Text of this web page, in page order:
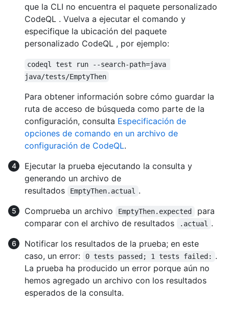
que la CLI no encuentra el paquete personalizado
CodeQL . Vuelva a ejecutar el comando y
especifique la ubicación del paquete
personalizado CodeQL , por ejemplo:
codeql test run --search-path=java
java/tests/EmptyThen
Para obtener información sobre cómo guardar la
ruta de acceso de búsqueda como parte de la
configuración, consulta Especificación de
opciones de comando en un archivo de
configuración de CodeQL.
Ejecutar la prueba ejecutando la consulta y
generando un archivo de
resultados
EmptyThen.actual
.
Comprueba un archivo
EmptyThen.expected
para
comparar con el archivo de resultados
.actual
.
Notificar los resultados de la prueba; en este
caso, un error:
0 tests passed; 1 tests failed:
.
La prueba ha producido un error porque aún no
hemos agregado un archivo con los resultados
esperados de la consulta.